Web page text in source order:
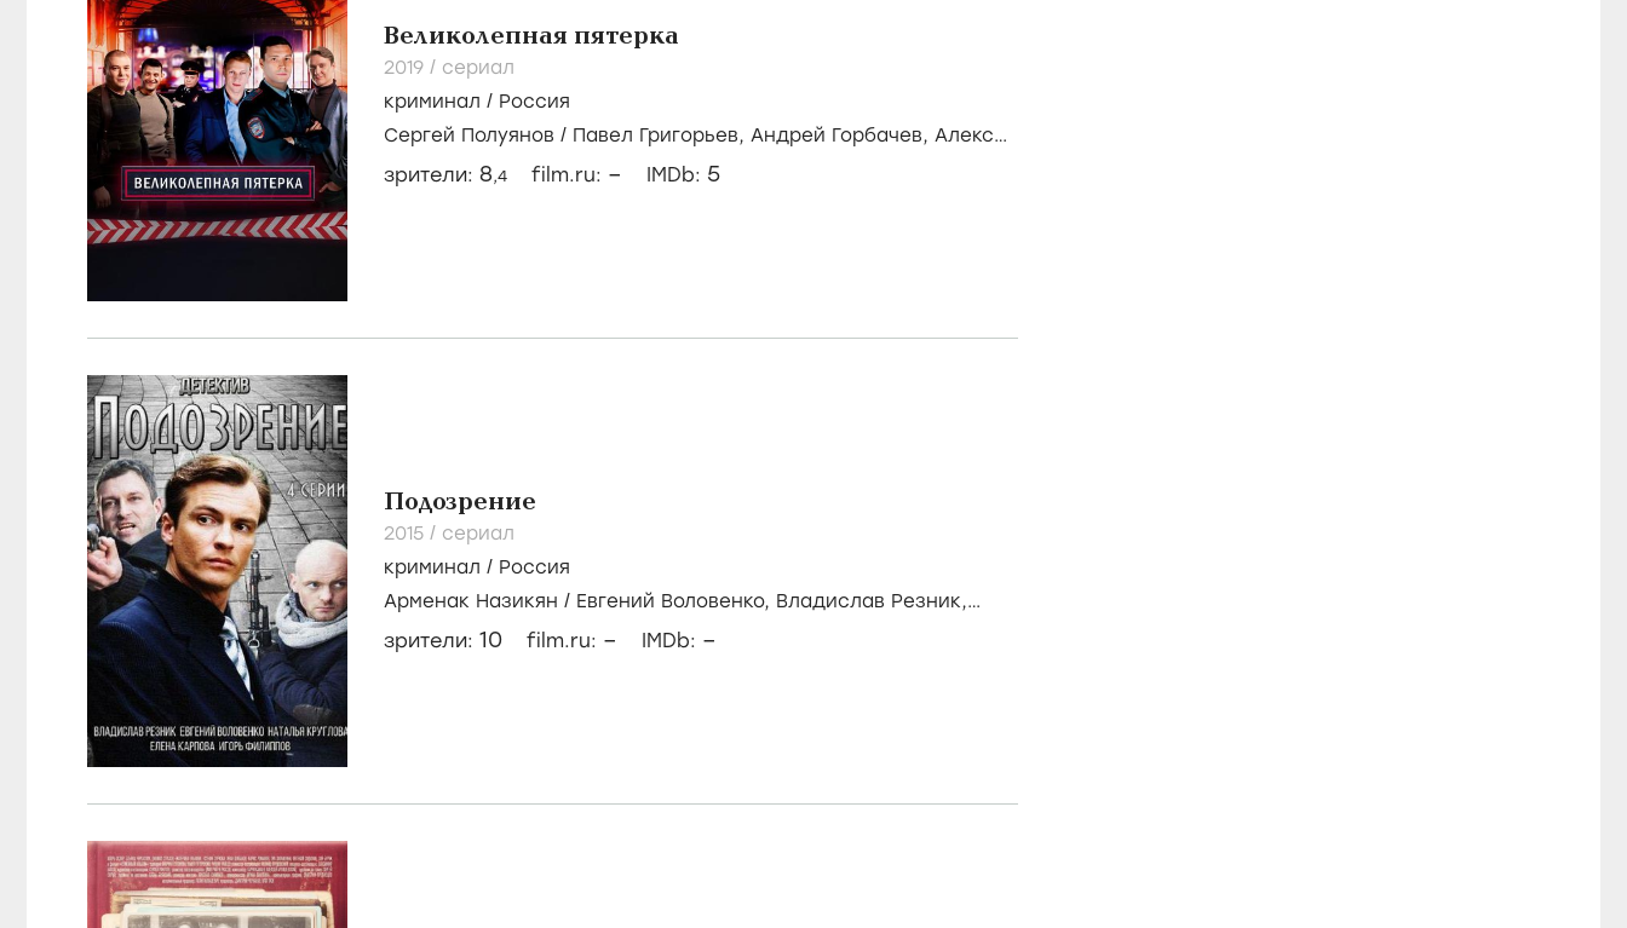
Великолепная пятерка
2019 / сериал
криминал / Россия
Сергей Полуянов / Павел Григорьев, Андрей Горбачев, Алексей
зрители: 8,4 film.ru: – IMDb: 5
Подозрение
2015 / сериал
криминал / Россия
Арменак Назикян / Евгений Воловенко, Владислав Резник,
зрители: 10 film.ru: – IMDb: –